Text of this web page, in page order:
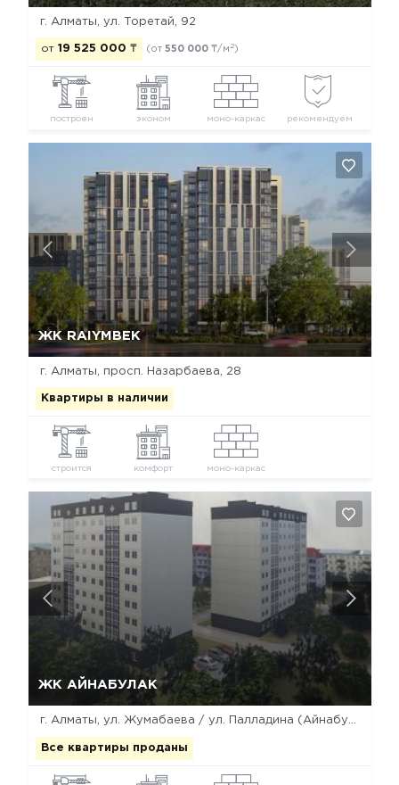
г. Алматы, ул. Торетай, 92
от 19 525 000 ₸ (от 550 000 ₸/м 2)
построен эконом моно-каркас рекомендуем
ЖК RAIYMBEK
г. Алматы, просп. Назарбаева, 28
Квартиры в наличии
строится комфорт моно-каркас
Да, удалить Отмена
ЖК АЙНАБУЛАК
г. Алматы, ул. Жумабаева / ул. Палладина (Айнабулак 2-й мкрн, 85)
Все квартиры проданы
Отмена